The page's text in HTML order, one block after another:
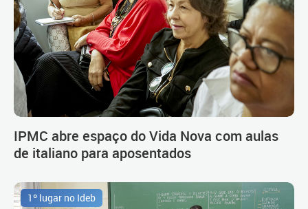
IPMC abre espaço do Vida Nova com aulas
de italiano para aposentados
1º lugar no Ideb